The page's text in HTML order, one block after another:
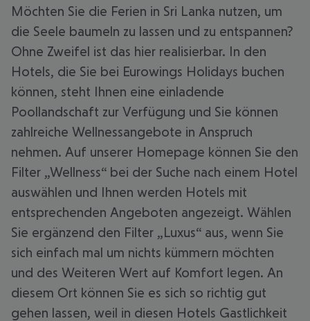
Möchten Sie die Ferien in Sri Lanka nutzen, um
die Seele baumeln zu lassen und zu entspannen?
Ohne Zweifel ist das hier realisierbar. In den
Hotels, die Sie bei Eurowings Holidays buchen
können, steht Ihnen eine einladende
Poollandschaft zur Verfügung und Sie können
zahlreiche Wellnessangebote in Anspruch
nehmen. Auf unserer Homepage können Sie den
Filter „Wellness“ bei der Suche nach einem Hotel
auswählen und Ihnen werden Hotels mit
entsprechenden Angeboten angezeigt. Wählen
Sie ergänzend den Filter „Luxus“ aus, wenn Sie
sich einfach mal um nichts kümmern möchten
und des Weiteren Wert auf Komfort legen. An
diesem Ort können Sie es sich so richtig gut
gehen lassen, weil in diesen Hotels Gastlichkeit